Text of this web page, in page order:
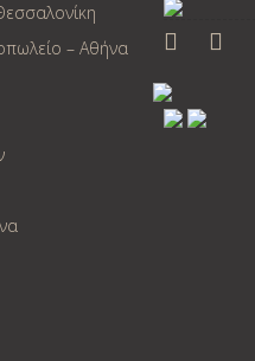
– Αθήνα